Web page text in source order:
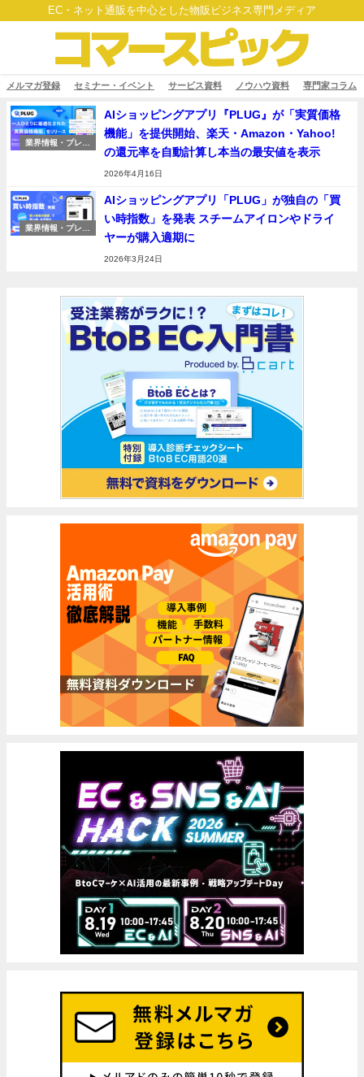
EC・ネット通販を中心とした物販ビジネス専門メディア
メルマガ登録 セミナー・イベント サービス資料 ノウハウ資料 専門家コラム
業界情報・プレス
AIショッピングアプリ『PLUG』が「実質価格
機能」を提供開始、楽天・Amazon・Yahoo!
の還元率を自動計算し本当の最安値を表示
2026年4月16日
業界情報・プレス
AIショッピングアプリ「PLUG」が独自の「買
い時指数」を発表 スチームアイロンやドライ
ヤーが購入適期に
2026年3月24日